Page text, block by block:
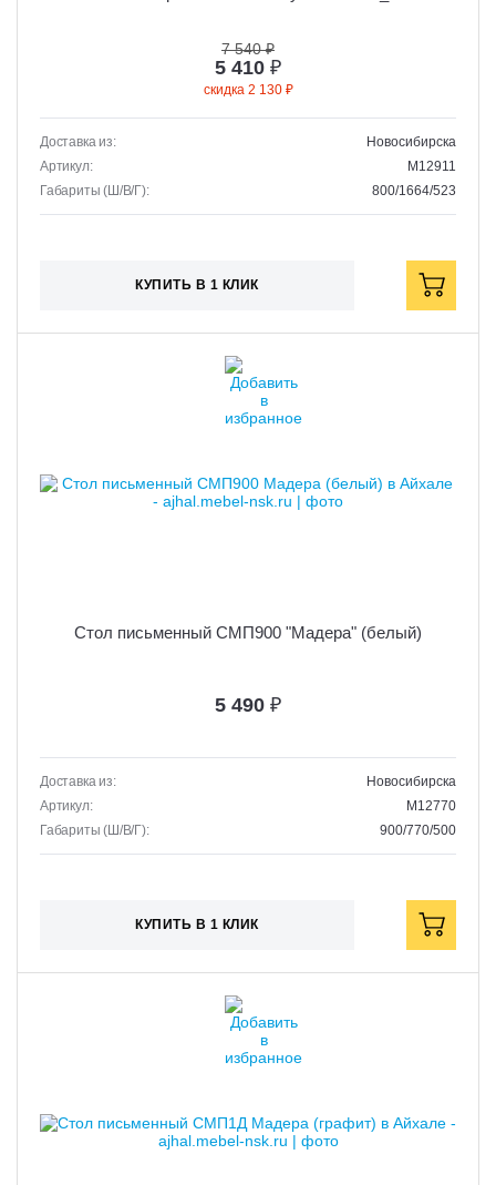
7 540 ₽
5 410 ₽
скидка 2 130 ₽
Доставка из:
Новосибирска
Артикул:
M12911
Габариты (Ш/В/Г):
800/1664/523
КУПИТЬ В 1 КЛИК
Стол письменный СМП900 "Мадера" (белый)
5 490 ₽
Доставка из:
Новосибирска
Артикул:
M12770
Габариты (Ш/В/Г):
900/770/500
КУПИТЬ В 1 КЛИК